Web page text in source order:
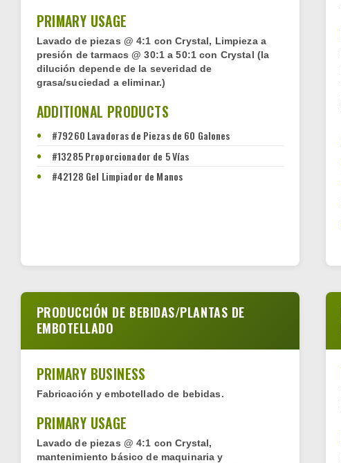
PRIMARY USAGE
Lavado de piezas @ 4:1 con Crystal, Limpieza a
presión de tarmacs @ 30:1 a 50:1 con Crystal (la
dilución depende de la severidad de
grasa/suciedad a eliminar.)
ADDITIONAL PRODUCTS
#79260 Lavadoras de Piezas de 60 Galones
#13285 Proporcionador de 5 Vías
#42128 Gel Limpiador de Manos
PRODUCCIÓN DE BEBIDAS/PLANTAS DE
EMBOTELLADO
PRIMARY BUSINESS
Fabricación y embotellado de bebidas.
PRIMARY USAGE
Lavado de piezas @ 4:1 con Crystal,
mantenimiento básico de maquinaria y